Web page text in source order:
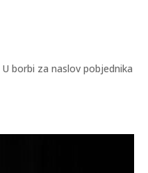
borbi za naslov pobjednika